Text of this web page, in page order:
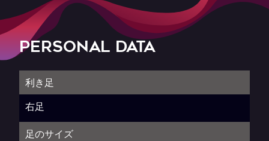
PERSONAL DATA
利き足
右足
足のサイズ